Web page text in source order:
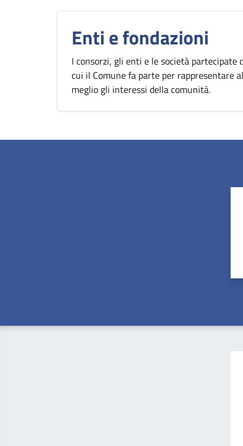
Enti e fondazioni
I consorzi, gli enti e le società partecipate
cui il Comune fa parte per rappresentare al
meglio gli interessi della comunità.